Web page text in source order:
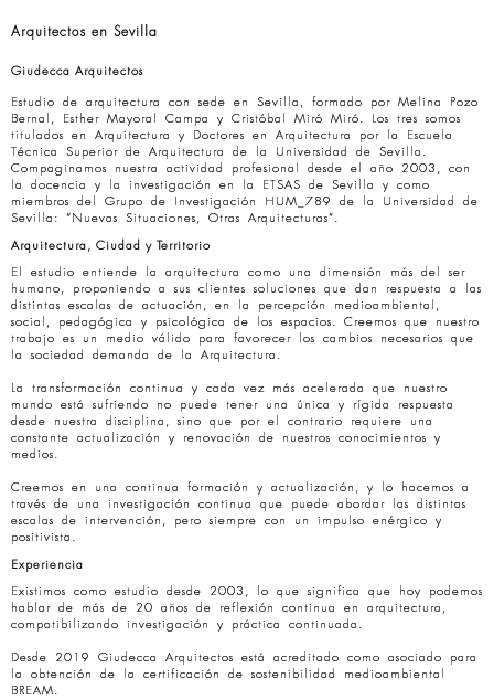
Arquitectos en Sevilla
Giudecca Arquitectos
Estudio de arquitectura con sede en Sevilla, formado por Melina Pozo
Bernal, Esther Mayoral Campa y Cristóbal Miró Miró. Los tres somos
titulados en Arquitectura y Doctores en Arquitectura por la Escuela
Técnica Superior de Arquitectura de la Universidad de Sevilla.
Compaginamos nuestra actividad profesional desde el año 2003, con
la docencia y la investigación en la ETSAS de Sevilla y como
miembros del Grupo de Investigación HUM_789 de la Universidad de
Sevilla: “Nuevas Situaciones, Otras Arquitecturas”.
Arquitectura, Ciudad y Territorio
El estudio entiende la arquitectura como una dimensión más del ser
humano, proponiendo a sus clientes soluciones que dan respuesta a las
distintas escalas de actuación, en la percepción medioambiental,
social, pedagógica y psicológica de los espacios. Creemos que nuestro
trabajo es un medio válido para favorecer los cambios necesarios que
la sociedad demanda de la Arquitectura.
La transformación continua y cada vez más acelerada que nuestro
mundo está sufriendo no puede tener una única y rígida respuesta
desde nuestra disciplina, sino que por el contrario requiere una
constante actualización y renovación de nuestros conocimientos y
medios.
Creemos en una continua formación y actualización, y lo hacemos a
través de una investigación continua que puede abordar las distintas
escalas de intervención, pero siempre con un impulso enérgico y
positivista.
Experiencia
Existimos como estudio desde 2003, lo que significa que hoy podemos
hablar de más de 20 años de reflexión continua en arquitectura,
compatibilizando investigación y práctica continuada.
Desde 2019 Giudecca Arquitectos está acreditado como asociado para
la obtención de la certificación de sostenibilidad medioambiental
BREAM.